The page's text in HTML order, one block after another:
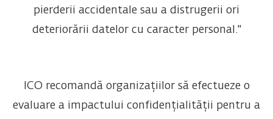
pierderii accidentale sau a distrugerii ori
deteriorării datelor cu caracter personal."
ICO recomandă organizațiilor să efectueze o
evaluare a impactului confidențialității pentru a